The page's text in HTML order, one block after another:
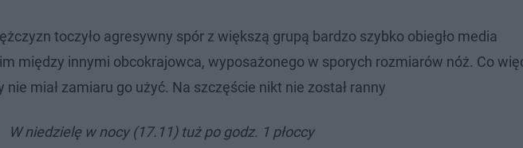
toczyło agresywny spór z większą grupą bardzo szybko obiegło media
między innymi obcokrajowca, wyposażonego w sporych rozmiarów nóż. Co
nie miał zamiaru go użyć. Na szczęście nikt nie został ranny
W niedzielę w nocy (17.11) tuż po godz. 1 płoccy